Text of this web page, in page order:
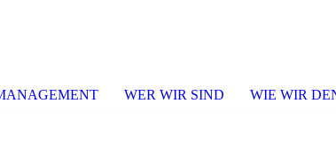
WER WIR SIND WIE WIR